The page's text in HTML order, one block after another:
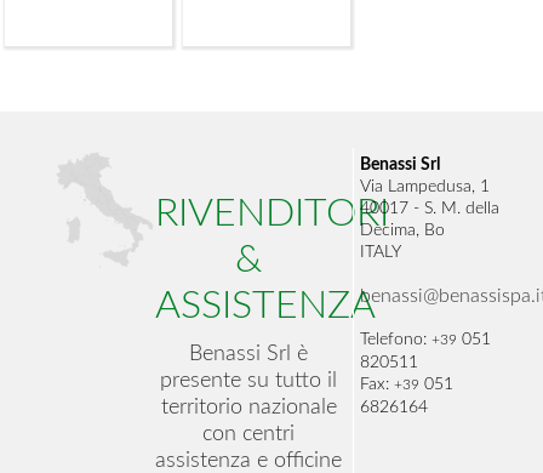
RIVENDITORI
&
ASSISTENZA
Benassi Srl è
presente su tutto il
territorio nazionale
con centri
assistenza e officine
Benassi Srl
Via Lampedusa, 1
40017 - S. M. della
Decima, Bo
ITALY
Telefono: +39 051
820511
Fax: +39 051
6826164